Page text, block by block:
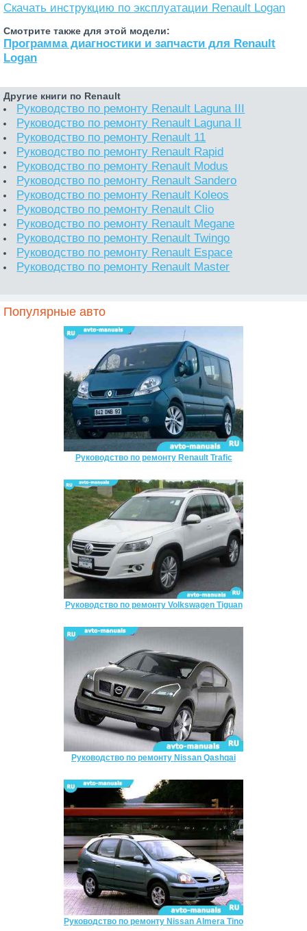
Скачать инструкцию по эксплуатации Renault Logan
Смотрите также для этой модели:
Программа диагностики и запчасти для Renault
Logan
Другие книги по Renault
Руководство по ремонту Renault Laguna III
Руководство по ремонту Renault Laguna II
Руководство по ремонту Renault 11
Руководство по ремонту Renault Rapid
Руководство по ремонту Renault Modus
Руководство по ремонту Renault Sandero
Руководство по ремонту Renault Koleos
Руководство по ремонту Renault Clio
Руководство по ремонту Renault Megane
Руководство по ремонту Renault Twingo
Руководство по ремонту Renault Espace
Руководство по ремонту Renault Master
Популярные авто
Руководство по ремонту Renault Trafic
Руководство по ремонту Volkswagen Tiguan
Руководство по ремонту Nissan Qashqai
Руководство по ремонту Nissan Almera Tino